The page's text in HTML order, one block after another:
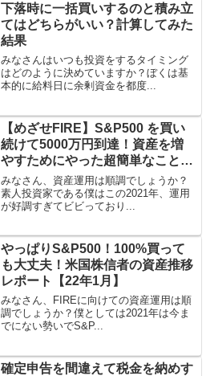
下落時に一括買いするのと積み立
てはどちらがいい？計算してみた
結果
みなさんはいつも投資をするタイミング
はどのように決めていますか？ぼくは基
本的に給料日に余剰資金を都度...
【めざせFIRE】S&P500 を買い
続けて5000万円到達！資産を増
やすためにやった超簡単なこと
【21年8月実績】
みなさん、資産運用は順調でしょうか？
素人投資家である僕はこの2021年、運用
が好調すぎてビビっており...
やっぱりS&P500！100%買って
も大丈夫！米国株信者の資産推移
レポート【22年1月】
みなさん、FIREに向けての資産運用は順
調でしょうか？僕としては2021年は今ま
でにない勢いでS&P...
確定申告を間違えて税金を納めす